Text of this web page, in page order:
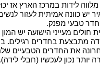
מלווה לידות במרכז הארץ אז
יש כוונה אמיתית לעזור
טבעי מפנק.
חולים מעייני הישועה יש
מתבצעת בחדרים רגילים.
את החדרים הטבעיים
יותר נכון לעכשיו (חבלי לידה).